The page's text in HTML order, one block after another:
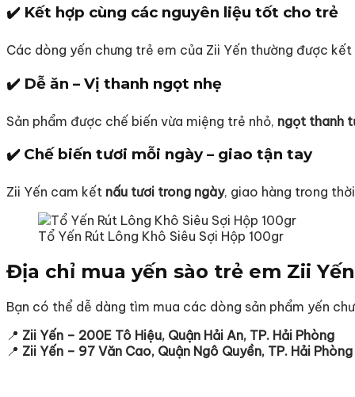
✔️ Kết hợp cùng các nguyên liệu tốt cho trẻ
Các dòng yến chưng trẻ em của Zii Yến thường được kết
✔️ Dễ ăn – Vị thanh ngọt nhẹ
Sản phẩm được chế biến vừa miệng trẻ nhỏ, ngọt thanh
✔️ Chế biến tươi mỗi ngày – giao tận tay
Zii Yến cam kết nấu tươi trong ngày, giao hàng trong
Tổ Yến Rút Lông Khô Siêu Sợi Hộp 100gr
Địa chỉ mua yến sào trẻ em Zii Yến
Bạn có thể dễ dàng tìm mua các dòng sản phẩm yến
📍 Zii Yến – 200E Tô Hiệu, Quận Hải An, TP. Hải Phòng
📍 Zii Yến – 97 Văn Cao, Quận Ngô Quyền, TP. Hải Phòng